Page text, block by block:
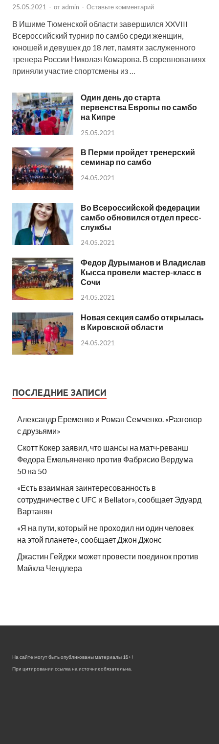
25.05.2021 - от admin - Оставьте комментарий
В Ишиме Тюменской области завершился XXVIII
Всероссийский турнир по самбо среди женщин,
юношей и девушек до 18 лет, памяти заслуженного
тренера России Николая Комарова. В соревнованиях
приняли участие спортсмены из …
Один день до старта
первенства Европы по самбо
на Кипре
25.05.2021
В Перми пройдет тренерский
семинар по самбо
24.05.2021
Во Всероссийской федерации
самбо обновился отдел пресс-
службы
24.05.2021
Федор Дурыманов и Владислав
Кысса провели мастер-класс в
Сочи
24.05.2021
Новая секция самбо открылась
в Кировской области
24.05.2021
ПОСЛЕДНИЕ ЗАПИСИ
Александр Еременко и Роман Семченко. «Разговор
с друзьями»
Скотт Кокер заявил, что шансы на матч-реванш
Федора Емельяненко против Фабрисио Вердума
50 на 50
«Есть взаимная заинтересованность в
сотрудничестве с UFC и Bellator», сообщает Эдуард
Вартанян
«Я на пути, который не проходил ни один человек
на этой планете», сообщает Джон Джонс
Джастин Гейджи может провести поединок против
Майкла Чендлера
На сайте могут быть опубликованы материалы 18+!
При цитировании ссылка на источник обязательна.